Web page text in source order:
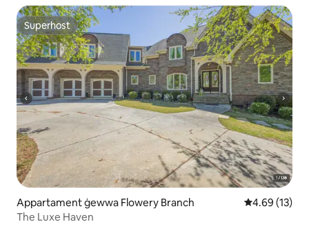
Superhost
Superhost
Appartament ġewwa Flowery Branch Rating
4.69 (13)
The Luxe Haven